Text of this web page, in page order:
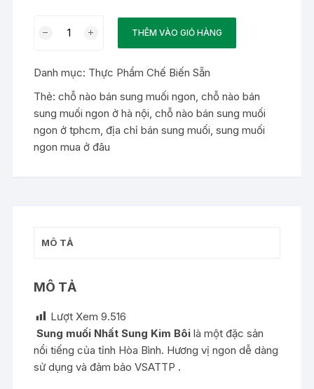
Bôi
số
THÊM VÀO GIỎ HÀNG
Danh mục: Thực Phẩm Chế Biến Sẵn
Thẻ:chỗ nào bán sung muối ngon ,chỗ nào bán
sung muối ngon ở hà nội ,chỗ nào bán sung muối
ngon ở tphcm ,địa chỉ bán sung muối ,sung muối
ngon mua ở đâu
MÔ TẢ
MÔ TẢ
Lượt Xem 9.516
Sung muối Nhất Sung Kim Bôi là một đặc sản
nổi tiếng của tỉnh Hòa Bình. Hương vị ngon dễ dàng
sử dụng và đảm bảo VSATTP .